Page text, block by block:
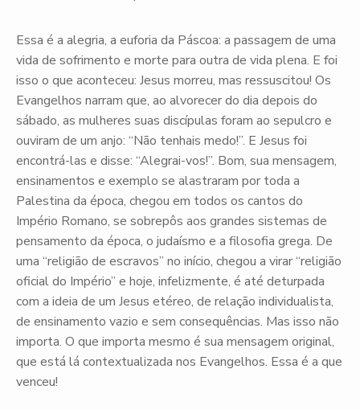
Essa é a alegria, a euforia da Páscoa: a passagem de uma
vida de sofrimento e morte para outra de vida plena. E foi
isso o que aconteceu: Jesus morreu, mas ressuscitou! Os
Evangelhos narram que, ao alvorecer do dia depois do
sábado, as mulheres suas discípulas foram ao sepulcro e
ouviram de um anjo: “Não tenhais medo!”. E Jesus foi
encontrá-las e disse: “Alegrai-vos!”. Bom, sua mensagem,
ensinamentos e exemplo se alastraram por toda a
Palestina da época, chegou em todos os cantos do
Império Romano, se sobrepôs aos grandes sistemas de
pensamento da época, o judaísmo e a filosofia grega. De
uma “religião de escravos” no início, chegou a virar “religião
oficial do Império” e hoje, infelizmente, é até deturpada
com a ideia de um Jesus etéreo, de relação individualista,
de ensinamento vazio e sem consequências. Mas isso não
importa. O que importa mesmo é sua mensagem original,
que está lá contextualizada nos Evangelhos. Essa é a que
venceu!